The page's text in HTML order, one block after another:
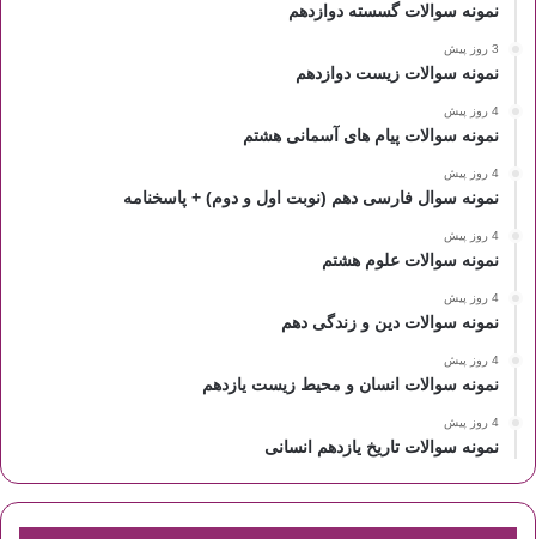
نمونه سوالات گسسته دوازدهم
3 روز پیش
نمونه سوالات زیست دوازدهم
4 روز پیش
نمونه سوالات پیام های آسمانی هشتم
4 روز پیش
نمونه سوال فارسی دهم (نوبت اول و دوم) + پاسخنامه
4 روز پیش
نمونه سوالات علوم هشتم
4 روز پیش
نمونه سوالات دین و زندگی دهم
4 روز پیش
نمونه سوالات انسان و محیط زیست یازدهم
4 روز پیش
نمونه سوالات تاریخ یازدهم انسانی